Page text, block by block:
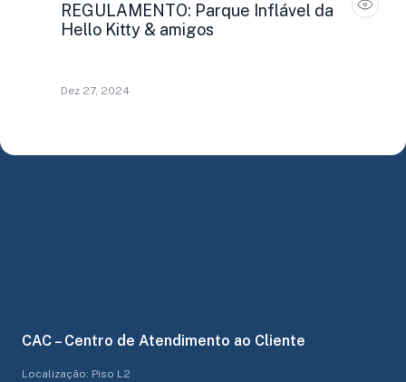
REGULAMENTO: Parque Inflável da
Hello Kitty & amigos
Dez 27, 2024
CAC – Centro de Atendimento ao Cliente
Localização: Piso L2